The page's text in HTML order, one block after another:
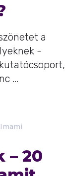
a
-
...
– 20